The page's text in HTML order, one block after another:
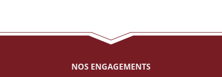
NOS ENGAGEMENTS